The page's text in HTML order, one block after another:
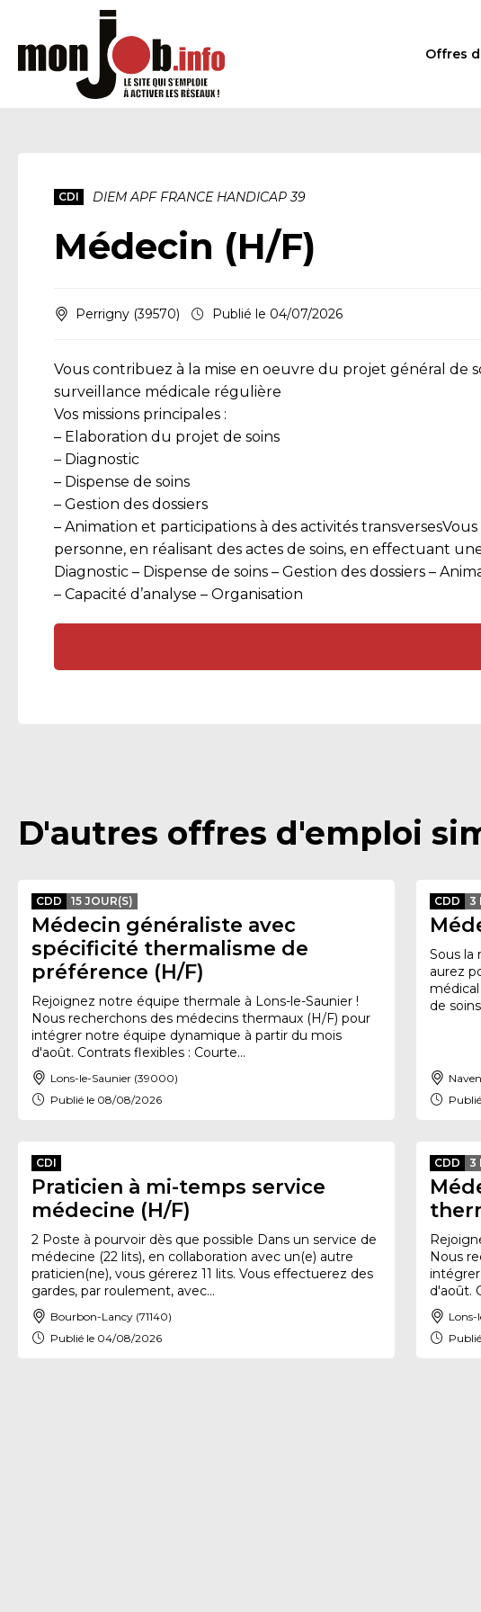
Offres
CDI DIEM APF FRANCE HANDICAP 39
Médecin (H/F)
Perrigny (39570) Publié le 04/07/2026
Vous contribuez à la mise en oeuvre du projet général de
surveillance médicale régulière
Vos missions principales :
– Elaboration du projet de soins
– Diagnostic
– Dispense de soins
– Gestion des dossiers
– Animation et participations à des activités
personne, en réalisant des actes de soins, en effectuant
Diagnostic – Dispense de soins – Gestion des dossiers –
– Capacité d’analyse – Organisation
D'autres offres d'emploi
CDD 15 JOUR(S)
Médecin généraliste avec
spécificité thermalisme de
préférence (H/F)
Rejoignez notre équipe thermale à Lons-le-Saunier !
Nous recherchons des médecins thermaux (H/F) pour
intégrer notre équipe dynamique à partir du mois
d'août. Contrats flexibles : Courte...
Lons-le-Saunier (39000)
Publié le 08/08/2026
CDD 3
Sous la
aurez
de
CDI
Praticien à mi-temps service
médecine (H/F)
2 Poste à pourvoir dès que possible Dans un service de
médecine (22 lits), en collaboration avec un(e) autre
praticien(ne), vous gérerez 11 lits. Vous effectuerez des
gardes, par roulement, avec...
Bourbon-Lancy (71140)
Publié le 04/08/2026
CDD 3
Nous
d'août.